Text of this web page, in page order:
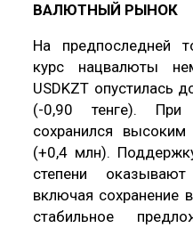
ВАЛЮТНЫЙ РЫНОК
На предпоследней
курс нацвалюты
USDKZT опустилась
(-0,90 тенге).
сохранился
(+0,4 млн).
степени
включая сохранение
стабильное